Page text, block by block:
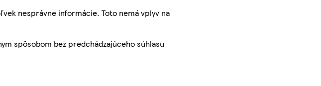
nesprávne informácie. Toto nemá vplyv na
spôsobom bez predchádzajúceho súhlasu